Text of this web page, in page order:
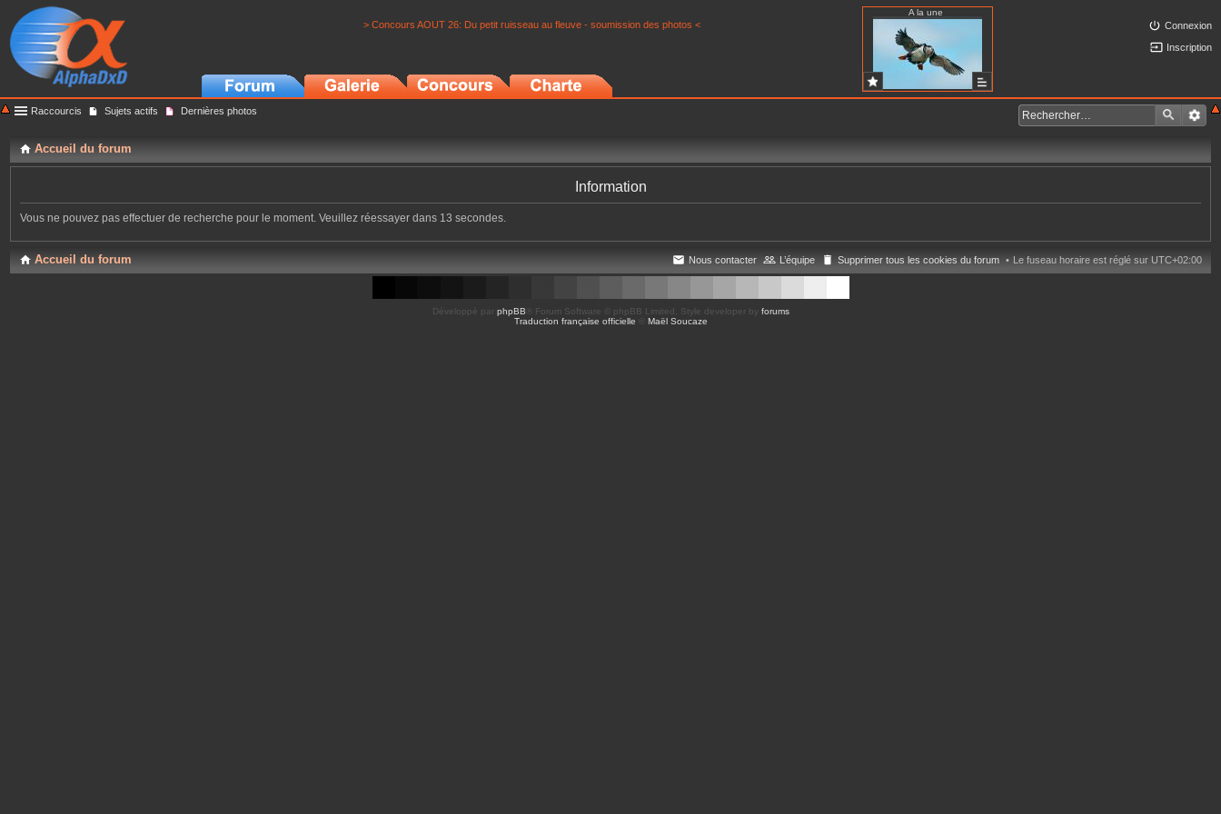
> Concours AOUT 26: Du petit ruisseau au fleuve - soumission des photos <
A la une
Connexion
Inscription
Raccourcis Sujets actifs Dernières photos
Accueil du forum
Information
Vous ne pouvez pas effectuer de recherche pour le moment. Veuillez réessayer dans 13 secondes.
Accueil du forum Le fuseau horaire est réglé sur UTC+02:00
Supprimer tous les cookies du forum
L’équipe
Nous contacter
Développé par phpBB ® Forum Software © phpBB Limited , Style developer by forums
Traduction française officielle
Maël Soucaze